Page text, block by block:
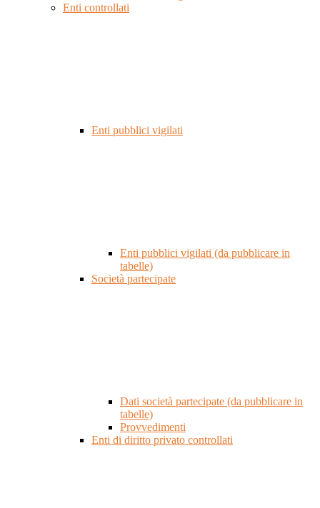
Enti controllati
Enti pubblici vigilati
Enti pubblici vigilati (da pubblicare in
tabelle)
Società partecipate
Dati società partecipate (da pubblicare in
tabelle)
Provvedimenti
Enti di diritto privato controllati